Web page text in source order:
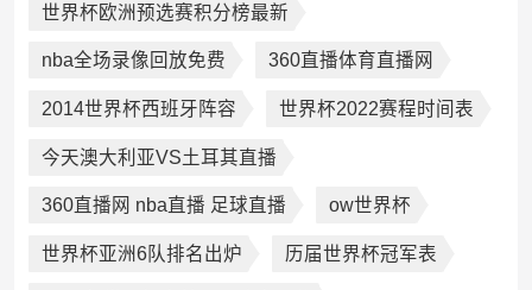
世界杯欧洲预选赛积分榜最新
nba全场录像回放免费 360直播体育直播网
2014世界杯西班牙阵容 世界杯2022赛程时间表
今天澳大利亚VS土耳其直播
360直播网 nba直播 足球直播 ow世界杯
世界杯亚洲6队排名出炉 历届世界杯冠军表